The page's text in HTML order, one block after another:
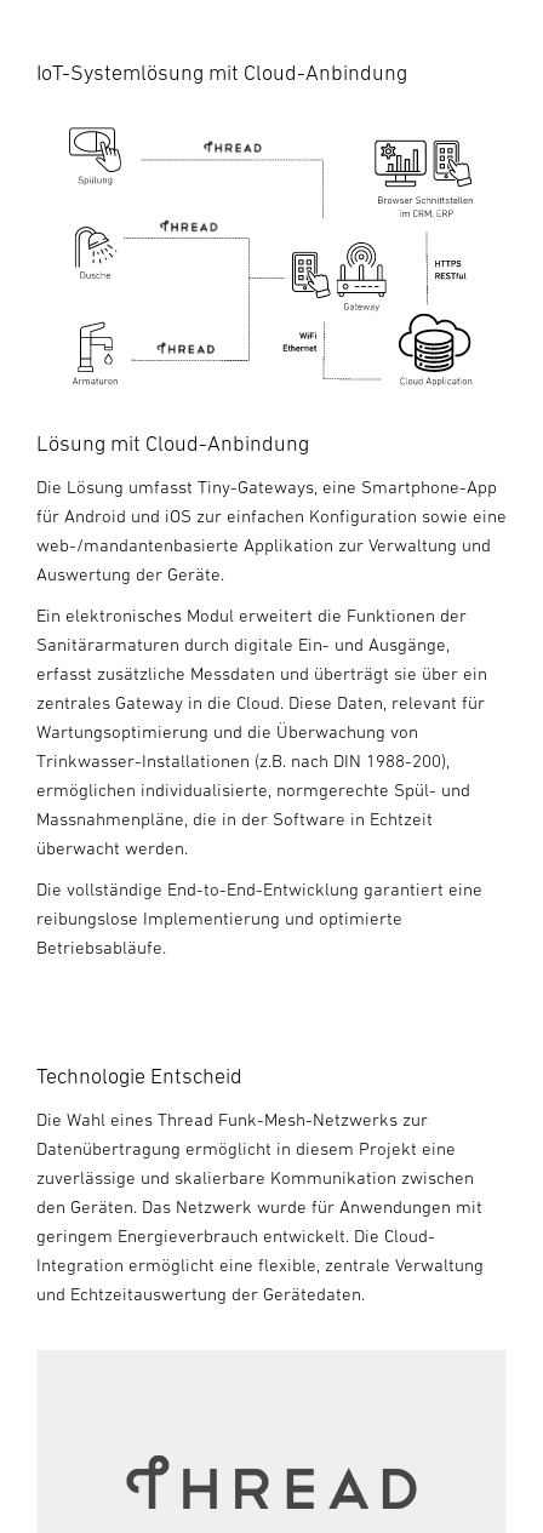
IoT-Systemlösung mit Cloud-Anbindung
Lösung mit Cloud-Anbindung
Die Lösung umfasst Tiny-Gateways, eine Smartphone-App
für Android und iOS zur einfachen Konfiguration sowie eine
web-/mandantenbasierte Applikation zur Verwaltung und
Auswertung der Geräte.
Ein elektronisches Modul erweitert die Funktionen der
Sanitärarmaturen durch digitale Ein- und Ausgänge,
erfasst zusätzliche Messdaten und überträgt sie über ein
zentrales Gateway in die Cloud. Diese Daten, relevant für
Wartungsoptimierung und die Überwachung von
Trinkwasser-Installationen (z.B. nach DIN 1988-200),
ermöglichen individualisierte, normgerechte Spül- und
Massnahmenpläne, die in der Software in Echtzeit
überwacht werden.
Die vollständige End-to-End-Entwicklung garantiert eine
reibungslose Implementierung und optimierte
Betriebsabläufe.
Technologie Entscheid
Die Wahl eines Thread Funk-Mesh-Netzwerks zur
Datenübertragung ermöglicht in diesem Projekt eine
zuverlässige und skalierbare Kommunikation zwischen
den Geräten. Das Netzwerk wurde für Anwendungen mit
geringem Energieverbrauch entwickelt. Die Cloud-
Integration ermöglicht eine flexible, zentrale Verwaltung
und Echtzeitauswertung der Gerätedaten.